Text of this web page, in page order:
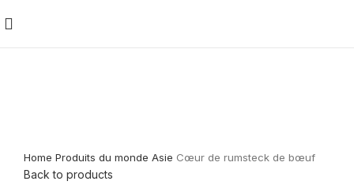
Home Produits du monde Asie Cœur de rumsteck de bœuf
Back to products